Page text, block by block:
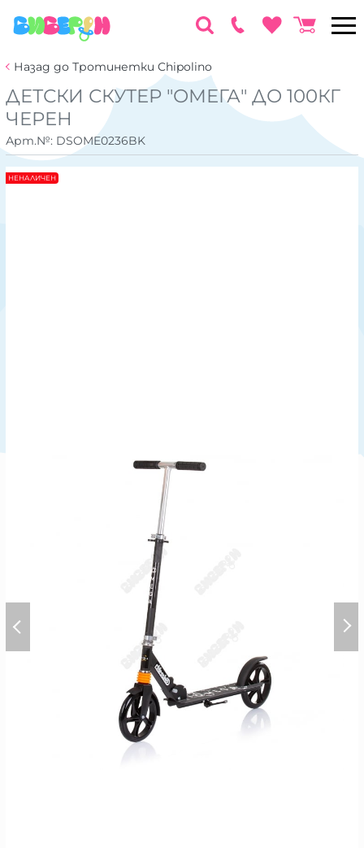
Назад до Тротинетки Chipolino
ДЕТСКИ СКУТЕР "ОМЕГА" ДО 100КГ
ЧЕРЕН
Арт.№: DSOME0236BK
НЕНАЛИЧЕН